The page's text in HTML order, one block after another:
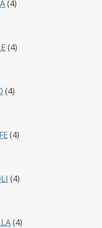
4товара
4товара
4товара
4товара
4товара
4